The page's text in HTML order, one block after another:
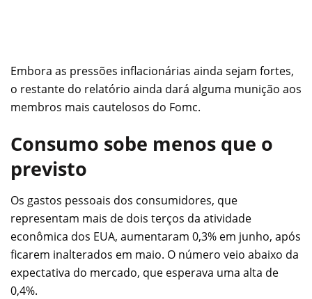
Embora as pressões inflacionárias ainda sejam fortes,
o restante do relatório ainda dará alguma munição aos
membros mais cautelosos do Fomc.
Consumo sobe menos que o
previsto
Os gastos pessoais dos consumidores, que
representam mais de dois terços da atividade
econômica dos EUA, aumentaram 0,3% em junho, após
ficarem inalterados em maio. O número veio abaixo da
expectativa do mercado, que esperava uma alta de
0,4%.